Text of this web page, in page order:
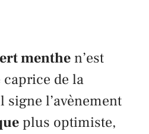
menthe n’est
de la
signe l’avènement
plus optimiste,